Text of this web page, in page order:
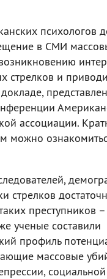
психологов
в СМИ
стрелков и
ассоциации.
можно
стрелков
преступников
ученые составили
профиль
массовые